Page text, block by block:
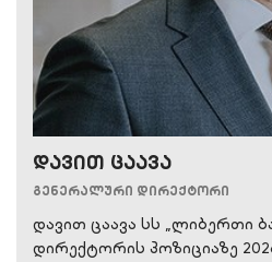
დავით ცაავა
გენერალური დირექტორი
დავით ცაავა სს „ლიბერთი
დირექტორის პოზიციაზე